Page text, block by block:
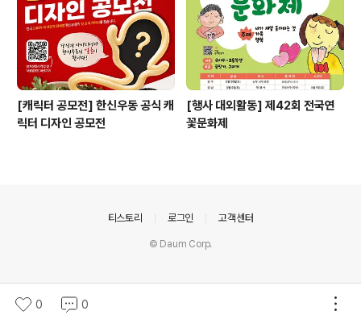
[캐릭터 공모전] 한신우동 공식 캐
릭터 디자인 공모전
[행사 대외활동] 제42회 전국연
꽃문화제
0 0
티스토리 로그인 고객센터
© Daum Corp.